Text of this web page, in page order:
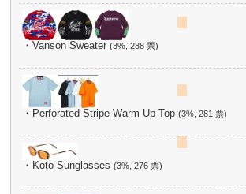
・Vanson Sweater(3%, 288 票)
・Perforated Stripe Warm Up Top(3%, 281 票)
・Koto Sunglasses(3%, 276 票)